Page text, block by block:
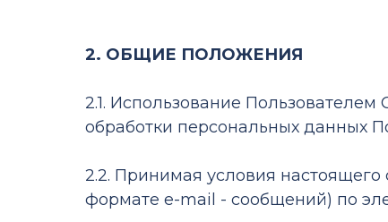
2. ОБЩИЕ ПОЛОЖЕНИЯ
2.1. Использование
обработки персональных данных
2.2. Принимая условия
формате e-mail - сообщений) по